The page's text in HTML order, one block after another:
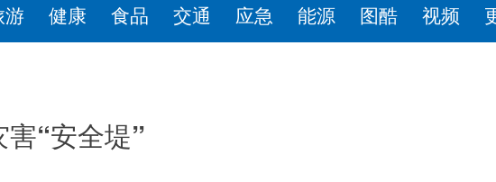
游 健康 食品 交通 应急 能源 图酷 视频
“安全堤”